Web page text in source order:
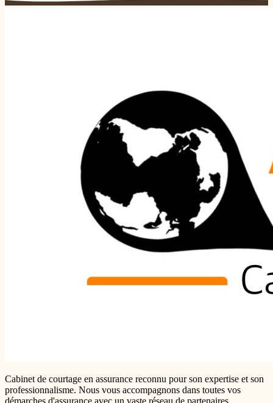
Cabinet de courtage en assurance reconnu pour son expertise et son
professionnalisme. Nous vous accompagnons dans toutes vos
démarches d'assurance avec un vaste réseau de partenaires.